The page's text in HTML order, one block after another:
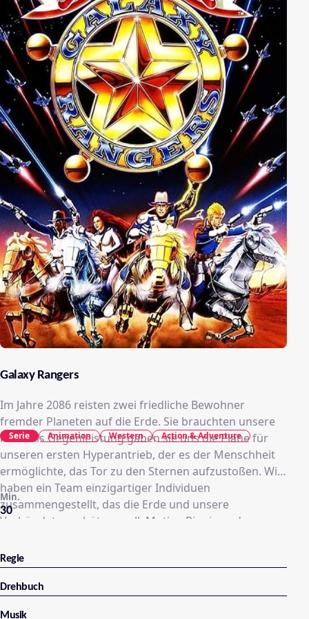
Galaxy Rangers
Im Jahre 2086 reisten zwei friedliche Bewohner
fremder Planeten auf die Erde. Sie brauchten unsere
Hilfe. Als Gegenleistung gaben sie uns die Pläne für
unseren ersten Hyperantrieb, der es der Menschheit
ermöglichte, das Tor zu den Sternen aufzustoßen. Wir
haben ein Team einzigartiger Individuen
zusammengestellt, das die Erde und unsere
Verbündeten schützen soll. Mutige Pioniere, den
widmen sich der Aufgabe, Recht und Ordnung jenseits
der neuen Grenzen zu bewahren. Das sind die
Abenteuer der Galaxy Rangers. Vier von ihnen können
30
Min.
Serie Animation Western Action & Adventure
Regie
Drehbuch
Musik